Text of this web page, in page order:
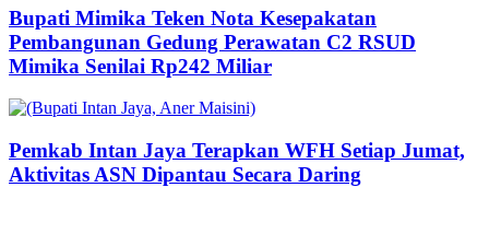
Bupati Mimika Teken Nota Kesepakatan
Pembangunan Gedung Perawatan C2 RSUD
Mimika Senilai Rp242 Miliar
Pemkab Intan Jaya Terapkan WFH Setiap Jumat,
Aktivitas ASN Dipantau Secara Daring